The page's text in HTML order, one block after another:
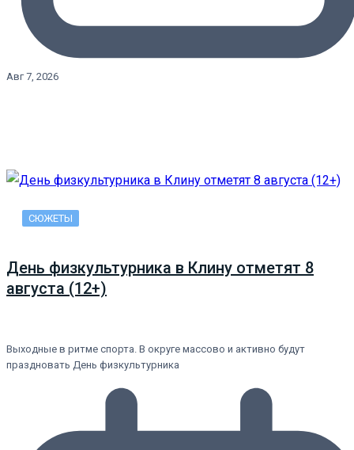
Авг 7, 2026
СЮЖЕТЫ
День физкультурника в Клину отметят 8
августа (12+)
Выходные в ритме спорта. В округе массово и активно будут
праздновать День физкультурника